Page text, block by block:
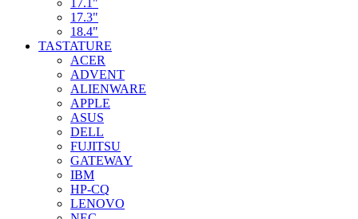
17.1"
17.3"
18.4"
TASTATURE
ACER
ADVENT
ALIENWARE
APPLE
ASUS
DELL
FUJITSU
GATEWAY
IBM
HP-CQ
LENOVO